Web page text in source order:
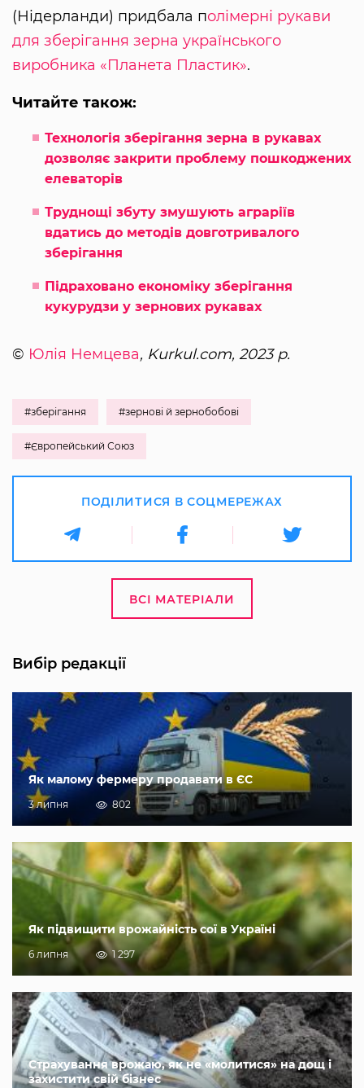
(Нідерланди) придбала полімерні рукави
для зберігання зерна українського
виробника «Планета Пластик».
Читайте також:
Технологія зберігання зерна в рукавах
дозволяє закрити проблему пошкоджених
елеваторів
Труднощі збуту змушують аграріїв
вдатись до методів довготривалого
зберігання
Підраховано економіку зберігання
кукурудзи у зернових рукавах
© Юлія Немцева, Kurkul.com, 2023 р.
#зберігання #зернові й зернобобові
#Європейський Союз
ПОДІЛИТИСЯ В СОЦМЕРЕЖАХ
ВСІ МАТЕРІАЛИ
Вибір редакції
Як малому фермеру продавати в ЄС
3 липня 802
Як підвищити врожайність сої в Україні
6 липня 1 297
Страхування врожаю, як не «молитися» на дощ і
захистити свій бізнес